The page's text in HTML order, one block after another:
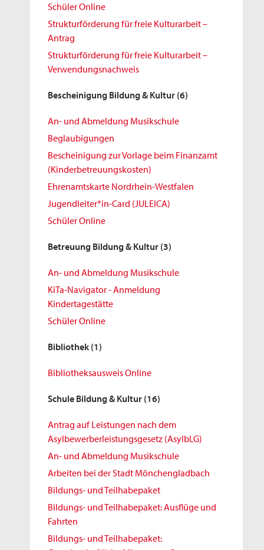
Schüler Online
Strukturförderung für freie Kulturarbeit –
Antrag
Strukturförderung für freie Kulturarbeit –
Verwendungsnachweis
Bescheinigung Bildung & Kultur (6)
An- und Abmeldung Musikschule
Beglaubigungen
Bescheinigung zur Vorlage beim Finanzamt
(Kinderbetreuungskosten)
Ehrenamtskarte Nordrhein-Westfalen
Jugendleiter*in-Card (JULEICA)
Schüler Online
Betreuung Bildung & Kultur (3)
An- und Abmeldung Musikschule
KiTa-Navigator - Anmeldung
Kindertagestätte
Schüler Online
Bibliothek (1)
Bibliotheksausweis Online
Schule Bildung & Kultur (16)
Antrag auf Leistungen nach dem
Asylbewerberleistungsgesetz (AsylbLG)
An- und Abmeldung Musikschule
Arbeiten bei der Stadt Mönchengladbach
Bildungs- und Teilhabepaket
Bildungs- und Teilhabepaket: Ausflüge und
Fahrten
Bildungs- und Teilhabepaket: